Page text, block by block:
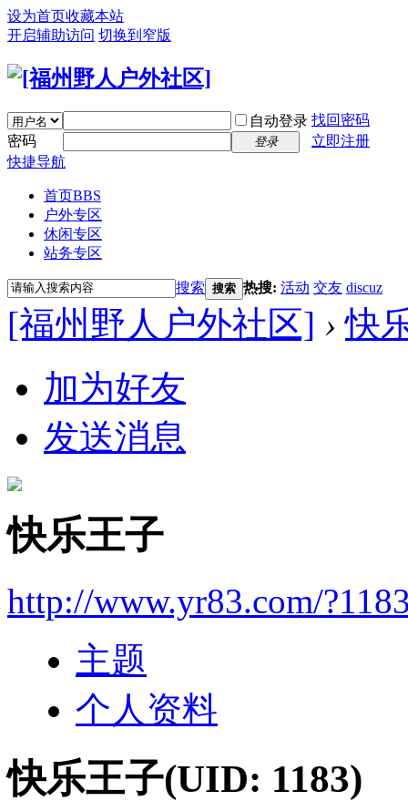
设为首页收藏本站
开启辅助访问 切换到窄版
自动登录 找回密码
密码
登录
立即注册
快捷导航
首页BBS
户外专区
休闲专区
站务专区
搜索 搜索 热搜: 活动 交友 discuz
[福州野人户外社区] › 快
加为好友
发送消息
快乐王子
http://www.yr83.com/
主题
个人资料
快乐王子(UID: 1183)